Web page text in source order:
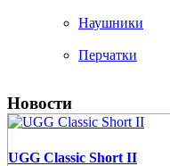
Наушники
Перчатки
Новости
UGG Classic Short II